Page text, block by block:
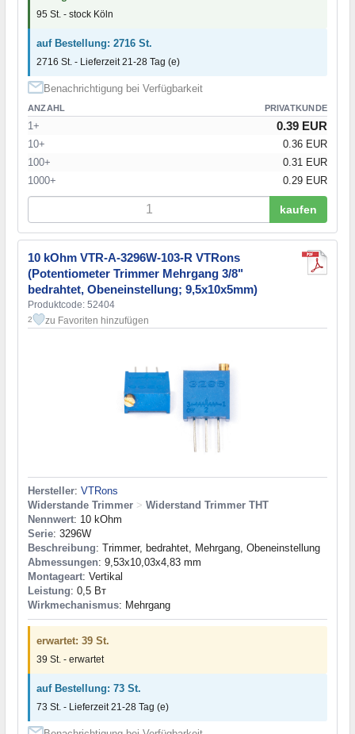
95 St. - stock Köln
auf Bestellung: 2716 St.
2716 St. - Lieferzeit 21-28 Tag (e)
Benachrichtigung bei Verfügbarkeit
ANZAHL PRIVATKUNDE
1+ 0.39 EUR
10+
0.36 EUR
100+
0.31 EUR
1000+
0.29 EUR
kaufen
10 kOhm VTR-A-3296W-103-R VTRons
(Potentiometer Trimmer Mehrgang 3/8"
bedrahtet, Obeneinstellung; 9,5x10x5mm)
Produktcode: 52404
2 zu Favoriten hinzufügen
Hersteller: VTRons
Widerstande Trimmer > Widerstand Trimmer THT
Nennwert: 10 kOhm
Serie: 3296W
Beschreibung: Trimmer, bedrahtet, Mehrgang, Obeneinstellung
Abmessungen: 9,53x10,03x4,83 mm
Montageart: Vertikal
Leistung: 0,5 Вт
Wirkmechanismus: Mehrgang
erwartet: 39 St.
39 St. - erwartet
auf Bestellung: 73 St.
73 St. - Lieferzeit 21-28 Tag (e)